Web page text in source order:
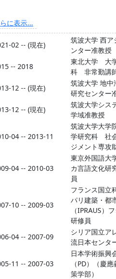
に表示...
02 -- (現在)
筑波大学 西ア
ンター准教授
-- 2018
東北大学 大
科 非常勤講
12 -- (現在)
筑波大学 地中
研究センター
12 -- (現在)
筑波大学シス
学域准教授
04 -- 2013-11
筑波大学大学
学研究科 社
ジメント専攻
04 -- 2010-03
東京外国語大
カ言語文化研
員
10 -- 2009-03
フランス国立
パリ建築・都
（IPRAUS）
研修員
04 -- 2007-09
シリア国立ア
流日本センタ
11 -- 2007-03
日本学術振興
（PD）（慶
策学部）